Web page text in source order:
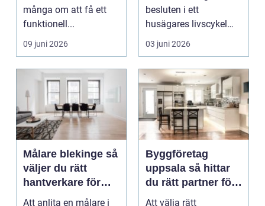
många om att få ett
funktionell...
09 juni 2026
besluten i ett
husägares livscykel
med sitt hem. Rätt f...
03 juni 2026
Målare blekinge så
väljer du rätt
hantverkare för
ditt projekt
Att anlita en målare i
Byggföretag
uppsala så hittar
du rätt partner för
renovering och
Att välja rätt